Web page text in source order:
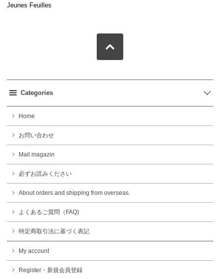
Jeunes Feuilles
Categories
Home
お問い合わせ
Mail magazin
必ずお読みください
About orders and shipping from overseas.
よくあるご質問（FAQ)
特定商取引法に基づく表記
My account
Register・新規会員登録